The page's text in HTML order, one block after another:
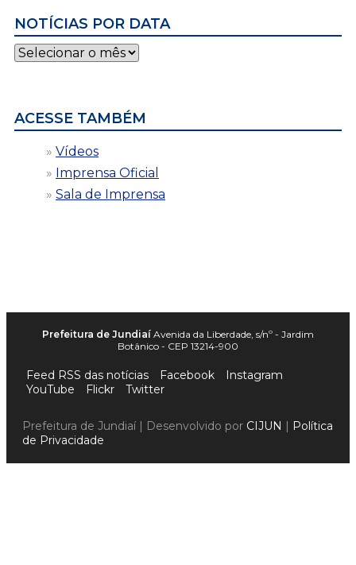
NOTÍCIAS POR DATA
Notícias
por
ACESSE TAMBÉM
Vídeos
Imprensa Oficial
Sala de Imprensa
Prefeitura de Jundiaí Avenida da Liberdade, s/nº - Jardim
Botânico - CEP 13214-900
Feed RSS das notícias Facebook
Instagram
YouTube
Flickr Twitter
Prefeitura de Jundiaí | Desenvolvido por CIJUN | Política
de Privacidade